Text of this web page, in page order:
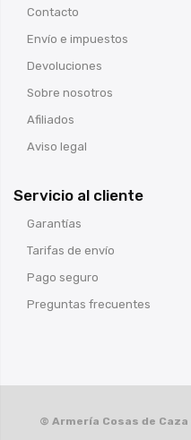
Contacto
Envío e impuestos
Devoluciones
Sobre nosotros
Afiliados
Aviso legal
Servicio al cliente
Garantías
Tarifas de envío
Pago seguro
Preguntas frecuentes
© Armería Cosas de Caza